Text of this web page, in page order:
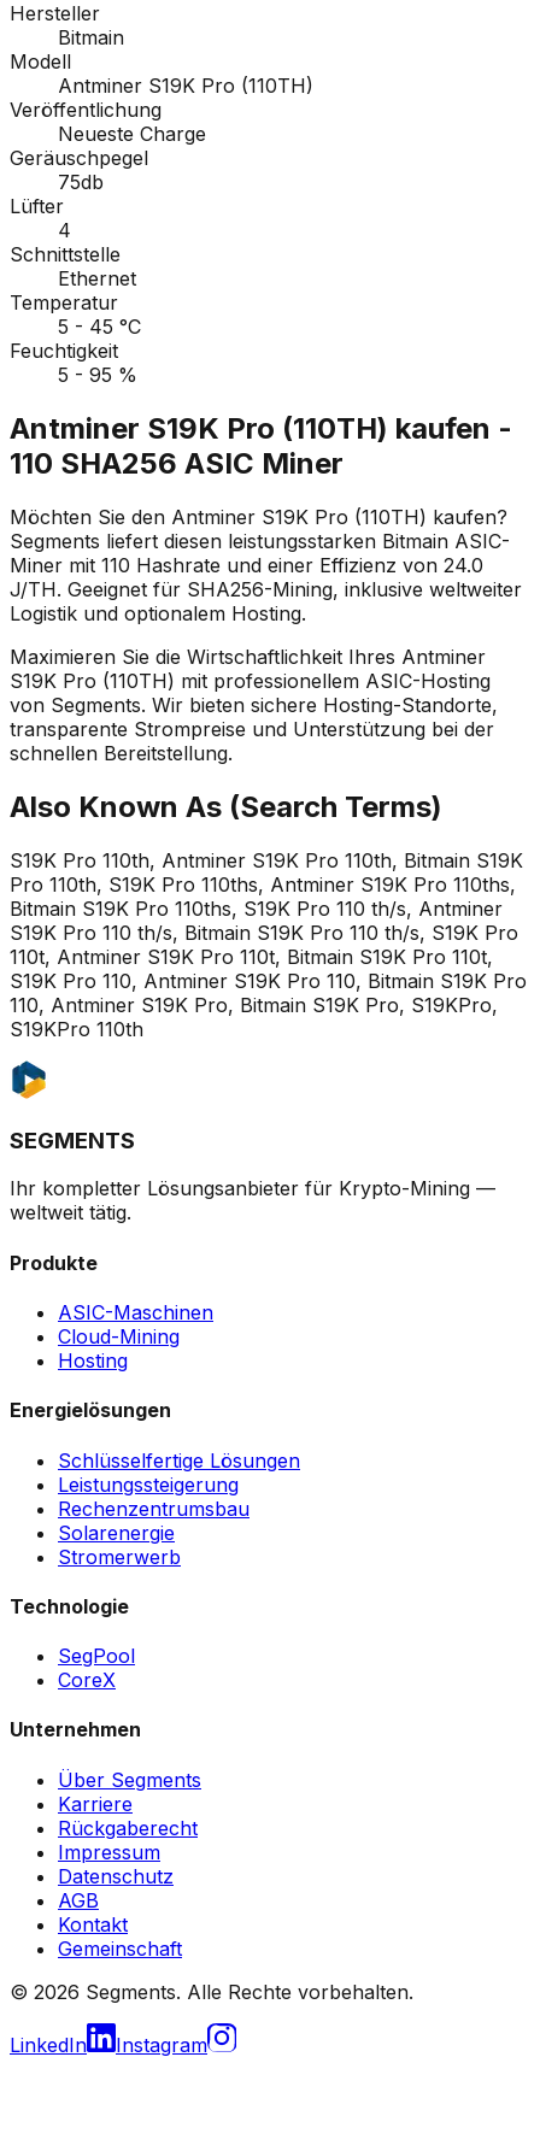
Hersteller
Bitmain
Modell
Antminer S19K Pro (110TH)
Veröffentlichung
Neueste Charge
Geräuschpegel
75db
Lüfter
4
Schnittstelle
Ethernet
Temperatur
5 - 45 °C
Feuchtigkeit
5 - 95 %
Antminer S19K Pro (110TH) kaufen -
110 SHA256 ASIC Miner
Möchten Sie den Antminer S19K Pro (110TH) kaufen?
Segments liefert diesen leistungsstarken Bitmain ASIC-
Miner mit 110 Hashrate und einer Effizienz von 24.0
J/TH. Geeignet für SHA256-Mining, inklusive weltweiter
Logistik und optionalem Hosting.
Maximieren Sie die Wirtschaftlichkeit Ihres Antminer
S19K Pro (110TH) mit professionellem ASIC-Hosting
von Segments. Wir bieten sichere Hosting-Standorte,
transparente Strompreise und Unterstützung bei der
schnellen Bereitstellung.
Also Known As (Search Terms)
S19K Pro 110th, Antminer S19K Pro 110th, Bitmain S19K
Pro 110th, S19K Pro 110ths, Antminer S19K Pro 110ths,
Bitmain S19K Pro 110ths, S19K Pro 110 th/s, Antminer
S19K Pro 110 th/s, Bitmain S19K Pro 110 th/s, S19K Pro
110t, Antminer S19K Pro 110t, Bitmain S19K Pro 110t,
S19K Pro 110, Antminer S19K Pro 110, Bitmain S19K Pro
110, Antminer S19K Pro, Bitmain S19K Pro, S19KPro,
S19KPro 110th
SEGMENTS
Ihr kompletter Lösungsanbieter für Krypto-Mining —
weltweit tätig.
Produkte
ASIC-Maschinen
Cloud-Mining
Hosting
Energielösungen
Schlüsselfertige Lösungen
Leistungssteigerung
Rechenzentrumsbau
Solarenergie
Stromerwerb
Technologie
SegPool
CoreX
Unternehmen
Über Segments
Karriere
Rückgaberecht
Impressum
Datenschutz
AGB
Kontakt
Gemeinschaft
© 2026 Segments. Alle Rechte vorbehalten.
LinkedIn Instagram